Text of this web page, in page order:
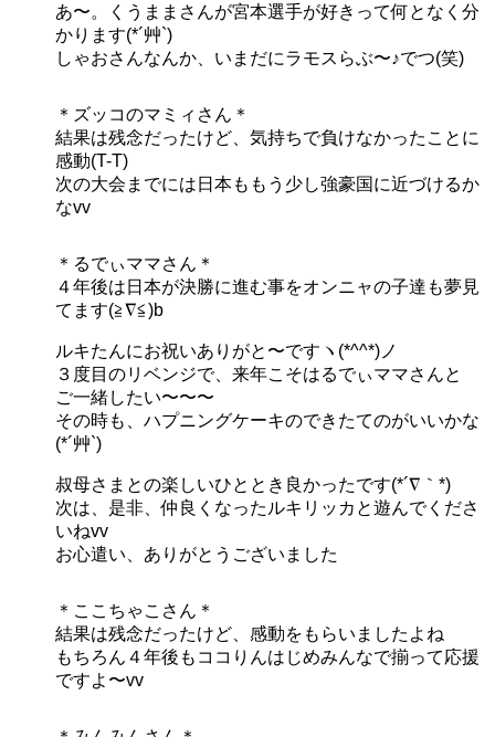
あ〜。くうままさんが宮本選手が好きって何となく分
かります(*´艸`)
しゃおさんなんか、いまだにラモスらぶ〜♪でつ(笑)
＊ズッコのマミィさん＊
結果は残念だったけど、気持ちで負けなかったことに
感動(T-T)
次の大会までには日本ももう少し強豪国に近づけるか
なvv
＊るでぃママさん＊
４年後は日本が決勝に進む事をオンニャの子達も夢見
てます(≧∇≦)b
ルキたんにお祝いありがと〜ですヽ(*^^*)ノ
３度目のリベンジで、来年こそはるでぃママさんと
ご一緒したい〜〜〜
その時も、ハプニングケーキのできたてのがいいかな
(*´艸`)
叔母さまとの楽しいひととき良かったです(*´∇｀*)
次は、是非、仲良くなったルキリッカと遊んでくださ
いねvv
お心遣い、ありがとうございました
＊ここちゃこさん＊
結果は残念だったけど、感動をもらいましたよね
もちろん４年後もココりんはじめみんなで揃って応援
ですよ〜vv